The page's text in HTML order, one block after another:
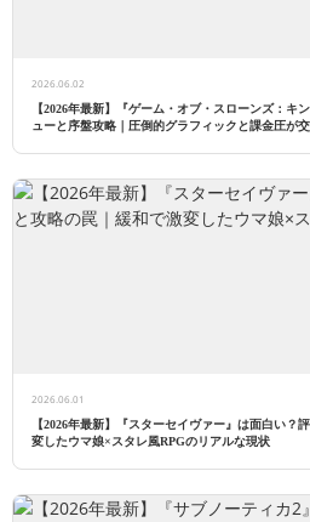
2026.06.02
【2026年最新】『ゲーム・オブ・スローンズ：キ
ューと序盤攻略｜圧倒的グラフィックと課金圧が
2026.06.01
【2026年最新】『スターセイヴァー』は面白い？
変したウマ娘×スタレ風RPGのリアルな現状